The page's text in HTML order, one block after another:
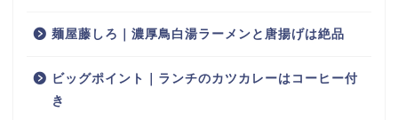
麺屋藤しろ｜濃厚鳥白湯ラーメンと唐揚げは絶品
ビッグポイント｜ランチのカツカレーはコーヒー付
き